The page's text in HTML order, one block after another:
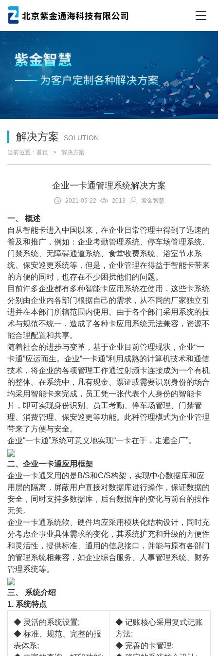
解决方案 SOLUTION
当前位置： 首页 解决方案
企业一卡通管理系统解决方案
2021-05-22 2013 紫金智慧
一、 概述
自从智能卡进入中国以来，在企业日常管理中得到了迅速的
普及和推广，例如：企业考勤管理系统、停车场管理系统、
门禁系统、无障碍通道系统、食堂收费系统、浴室节水系
统、保安巡更系统等，但是，企业管理在得益于智能卡带来
的方便的同时，也存在不少困扰他们的问题。
目前许多企业都有多种智能卡应用系统在使用，这些卡系统
分别由企业内各部门根据自己的需求，从不同的厂家独立引
进并在本部门所辖范围内使用。由于各个部门采用系统的技
术与规范不统一，造成了各种卡应用系统无法兼容，资源不
能合理配置和共享。
随着社会的进步与变革，基于企业目前管理现状，企业“一
卡通”应运而生。企业“一卡通”利用成熟的计算机技术和通信
技术，将企业的各项管理工作通过射频卡连接成为一个有机
的整体。在系统中，凡有现金、票证或需要识别身份的场合
均采用智能卡来完成，员工凭一张代表个人身份的智能卡
片，即可实现身份识别、员工考勤、停车场管理、门禁管
理、消费管理、保安巡更等功能。此种管理模式为企业管理
带来了方便与安全。
企业“一卡通”系统可意义地实现“一卡在手，走遍全厂”。
二、企业一卡通应用框架
企业一卡通采用的是B/S和C/S构架，实现中心数据库和应
用层的隔离，屏蔽用户直接对数据库进行操作，保证数据的
安全，同时支持多数据库，后台数据库的变化与前台的操作
无关。
企业一卡通系统软、硬件均应采用模块化结构设计，同时充
分考虑企事业具体需求的变化，其系统扩充和升级的方便性
和灵活性，提供标准、通用的信息接口，并能与原有各部门
的管理系统相兼容，如企业综合服务、人事管理系统、财务
管理系统等。
三、 系统介绍
1. 系统特点
◆ 灵活的系统设置;
◆ 标准、规范、完整的报
表体系;
◆ 记账核心采用复式记账
方法;
◆ 完善的卡管理;